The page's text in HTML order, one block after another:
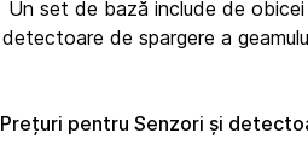
Un set de bază include de
detectoare de spargere a
Prețuri pentru Senzori și